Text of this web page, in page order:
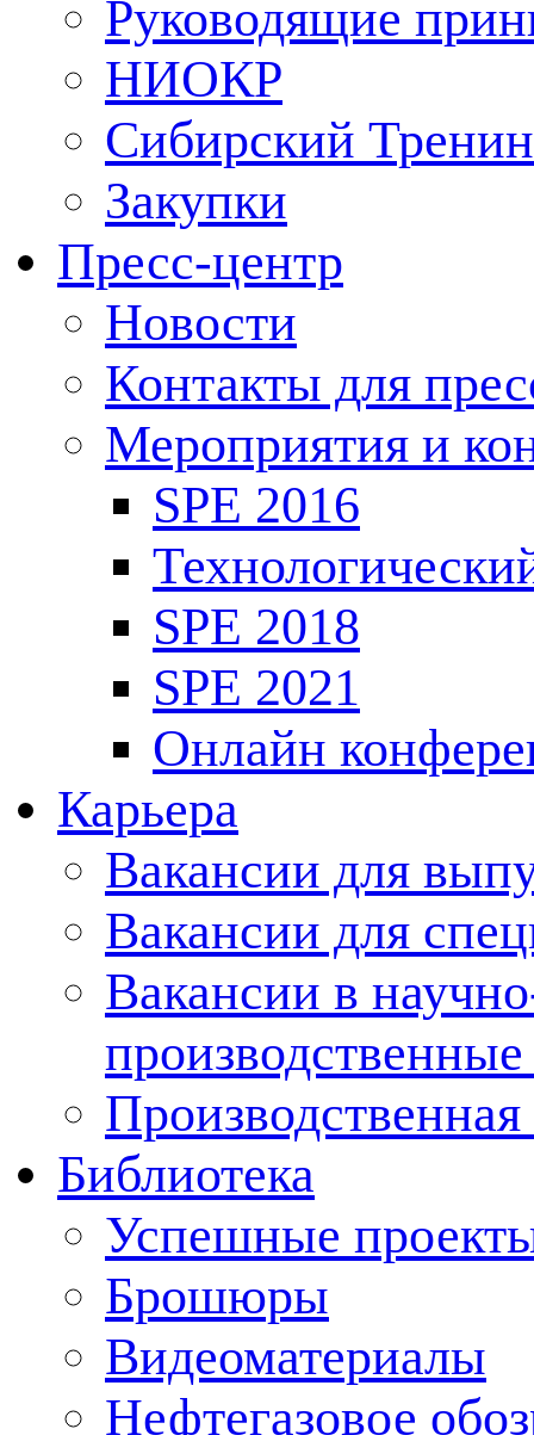
Руководящие
НИОКР
Сибирский
Закупки
Пресс-центр
Новости
Контакты для
Мероприятия и
SPE 2016
SPE 2018
SPE 2021
Онлайн
Карьера
Вакансии для
Вакансии для
Вакансии в
Производственная
Библиотека
Успешные
Брошюры
Видеоматериалы
Нефтегазовое